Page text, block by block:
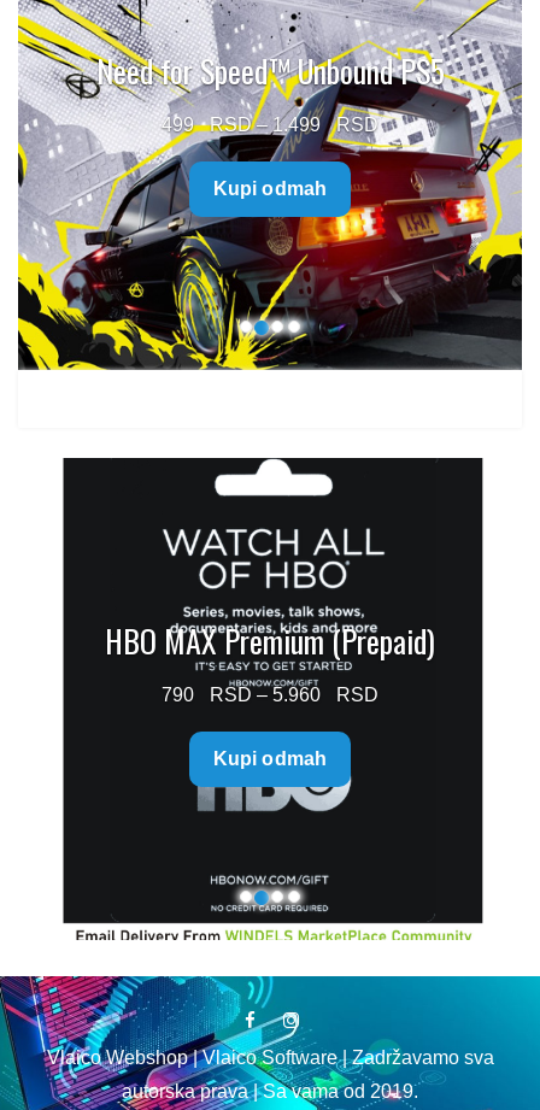
Need for Speed™ Unbound PS5
499 – 1.499
Price
range:
499 $
through
1.499 $
Kupi odmah
HBO MAX Premium (Prepaid)
790 – 5.960
Kupi odmah
Vlaico Webshop | Vlaico Software | Zadržavamo sva
autorska prava | Sa vama od 2019.